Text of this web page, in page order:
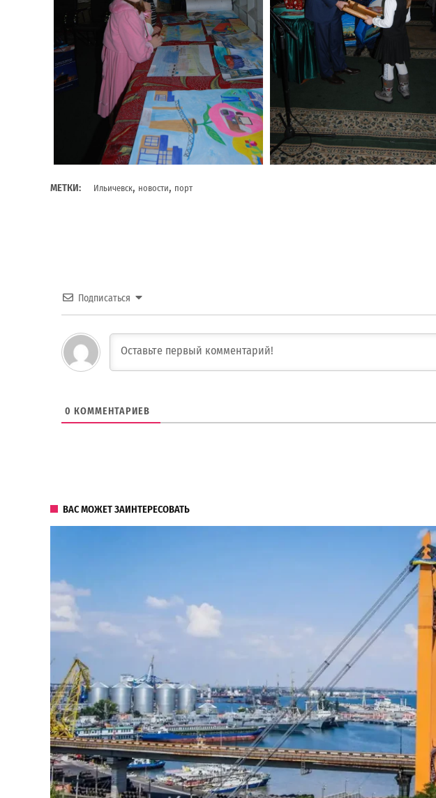
МЕТКИ: Ильичевск, новости, порт
Подписаться
0 КОММЕНТАРИЕВ
ВАС МОЖЕТ ЗАИНТЕРЕСОВАТЬ